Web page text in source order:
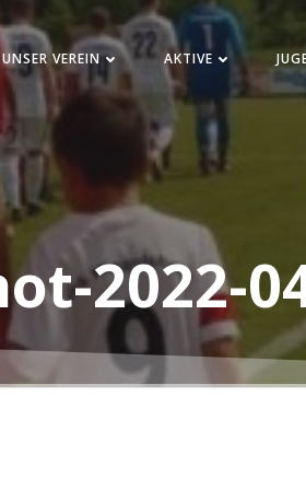
UNSER VEREIN AKTIVE
2022-